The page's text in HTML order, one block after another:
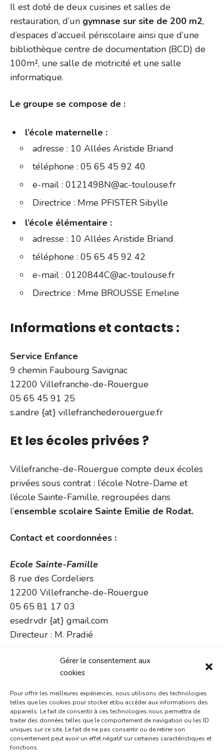
Gérer le consentement aux
cookies
Pour offrir les meilleures expériences, nous utilisons des technologies
telles que les cookies pour stocker et/ou accéder aux informations des
appareils. Le fait de consentir à ces technologies nous permettra de
traiter des données telles que le comportement de navigation ou les ID
uniques sur ce site. Le fait de ne pas consentir ou de retirer son
consentement peut avoir un effet négatif sur certaines caractéristiques et
fonctions.
Il est doté de deux cuisines et salles de
restauration, d’un gymnase sur site de 200 m2,
d’espaces d’accueil périscolaire ainsi que d’une
bibliothèque centre de documentation (BCD) de
100m², une salle de motricité et une salle
informatique.
Le groupe se compose de :
l’école maternelle :
adresse : 10 Allées Aristide Briand
téléphone : 05 65 45 92 40
e-mail : 0121498N@ac-toulouse.fr
Directrice : Mme PFISTER Sibylle
l’école élémentaire :
adresse : 10 Allées Aristide Briand
téléphone : 05 65 45 92 42
e-mail : 0120844C@ac-toulouse.fr
Directrice : Mme BROUSSE Emeline
Informations et contacts :
Service Enfance
9 chemin Faubourg Savignac
12200 Villefranche-de-Rouergue
05 65 45 91 25
s.andre {at} villefranchederouergue.fr
Et les écoles privées ?
Villefranche-de-Rouergue compte deux écoles
privées sous contrat : l’école Notre-Dame et
l’école Sainte-Famille, regroupées dans
l’ensemble scolaire Sainte Emilie de Rodat.
Contact et coordonnées :
Ecole Sainte-Famille
8 rue des Cordeliers
12200 Villefranche-de-Rouergue
05 65 81 17 03
esedrvdr {at} gmail.com
Directeur : M. Pradié
Ecole Notre-Dame
6 Allées Aristide Briand
12200 Villefranche-de-Rouergue
05 65 45 21 92
esedrvdr {at} gmail.com
Directeur : M. Pradié